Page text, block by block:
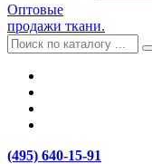
Оптовые
продажи ткани.
(495) 640-15-91